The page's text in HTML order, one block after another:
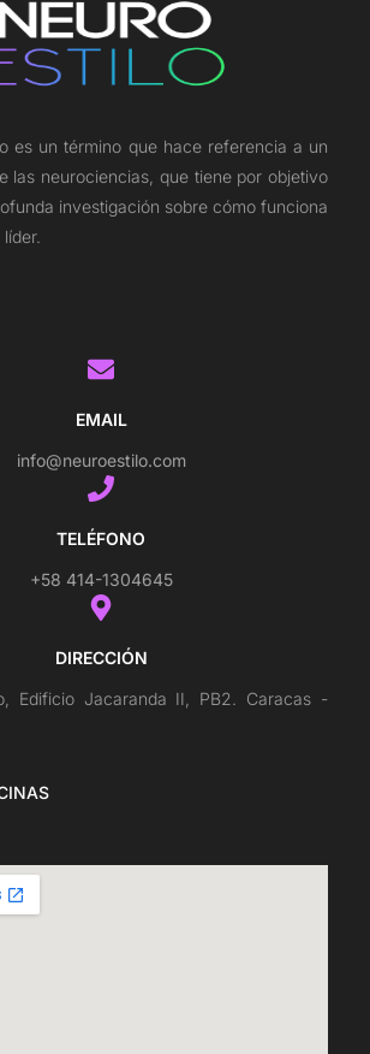
es un término que hace referencia a un
las neurociencias, que tiene por objetivo
investigación sobre cómo funciona
EMAIL
info@neuroestilo.com
TELÉFONO
+58 414-1304645
DIRECCIÓN
Edificio Jacaranda II, PB2. Caracas -